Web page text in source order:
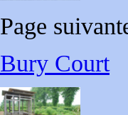
Page
Bury Court